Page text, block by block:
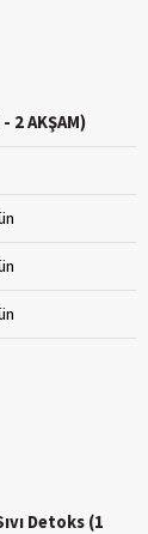
2 AKŞAM)
Detoks (1